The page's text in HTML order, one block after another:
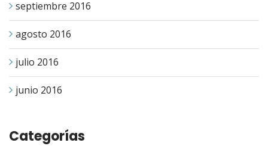
septiembre 2016
agosto 2016
julio 2016
junio 2016
Categorías